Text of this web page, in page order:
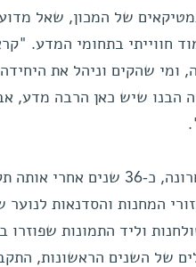
של המכון, שאל
חווייתי בתחומי המדע.
הבנו שיש כאן הרבה מדע,
בחופשת הפסח האחרונה, כ-
בוגרי 36 מחזורי המחנות
של השנים הראשונות,